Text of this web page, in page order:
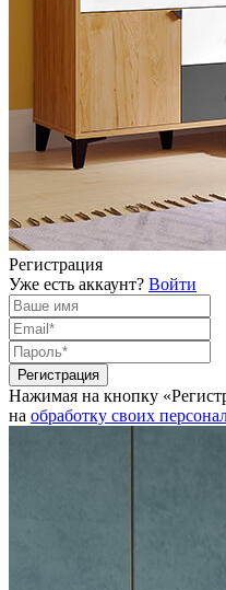
Регистрация
Уже есть аккаунт? Войти
Нажимая на кнопку
на обработку своих